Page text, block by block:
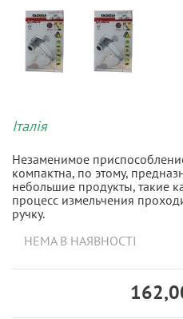
Італія
Незаменимое
компактна, по этому,
небольшие продукты, такие
процесс измельчения
ручку.
НЕМА В НАЯВНОСТІ